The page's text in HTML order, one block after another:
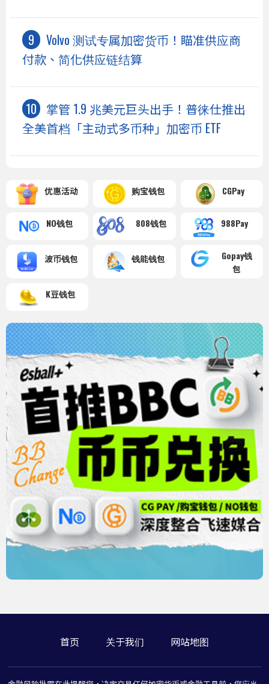
Volvo 测试专属加密货币！瞄准供应商
付款、简化供应链结算
掌管 1.9 兆美元巨头出手！普徕仕推出
全美首档「主动式多币种」加密币 ETF
优惠活动 购宝钱包 CGPay
NO钱包 808钱包 988Pay
波币钱包 钱能钱包
Gopay钱
包
K豆钱包
首页 关于我们 网站地图